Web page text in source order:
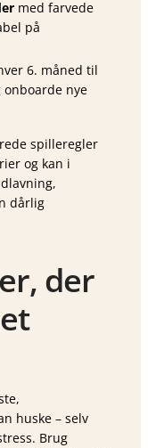
med farvede
på
6. måned til
onboarde nye
spilleregler
og kan i
dårlig
der
huske – selv
Brug